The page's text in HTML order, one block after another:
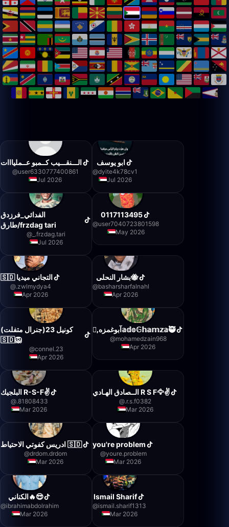
الـــنقـــيب كــمبو عــمليااات
@user6330777400861
Jul 2026
ابو يوسف
@dyite4k78cv1
Jul 2026
الفدائي_فرزدق
طارق/frzdag tari
@ _.frzdag.tari
Jul 2026
0117113495
@user7040723801598
May 2026
🇸🇩 التجاني ميديا
@.zwlmydya4
Apr 2026
بشار النحلى🐝
@basharsharfalnahl
Apr 2026
كونيل 23(جنرال متفلت)
🇸🇩🦁
@connel.23
Apr 2026
,ِآبوغمزه𝕒𝕕𝕠𝔾𝕙𝕒𝕞𝕫𝕒🥷
@mohamedzain968
Apr 2026
البلجيك R-S-F✌️
@.81808433
Mar 2026
الــصادق الهـادي R S F🦅✌
@.r.s.f0382
Mar 2026
ادريس كفوتي الاحتياط 🇸🇩
@drdom.drdom
Mar 2026
you're problem
@youre.problem
Mar 2026
الكناني🔥😎
@ibrahimabdolrahim
Mar 2026
Ismail Sharif
@ismail.sharif1313
Mar 2026